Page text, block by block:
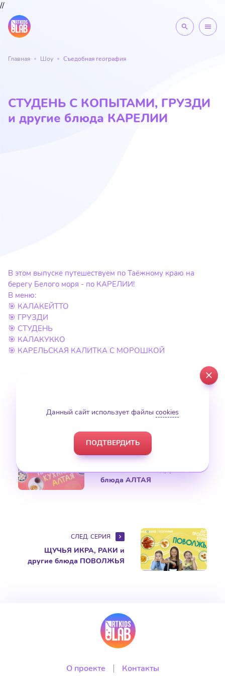
//
search menu
Главная Шоу Съедобная география
СТУДЕНЬ С КОПЫТАМИ, ГРУЗДИ
и другие блюда КАРЕЛИИ
В этом выпуске путешествуем по Таёжному краю на
берегу Белого моря - по КАРЕЛИИ!
В меню:
🎯 КАЛАКЕЙТТО
🎯 ГРУЗДИ
🎯 СТУДЕНЬ
🎯 КАЛАКУККО
🎯 КАРЕЛЬСКАЯ КАЛИТКА С МОРОШКОЙ
ПРЕД. СЕРИЯ
блюда АЛТАЯ
СЛЕД. СЕРИЯ
ЩУЧЬЯ ИКРА, РАКИ и
другие блюда ПОВОЛЖЬЯ
О проекте Контакты
close
Данный сайт использует файлы cookies
ПОДТВЕРДИТЬ